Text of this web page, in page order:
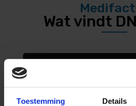
Toestemming Details
Wat vindt